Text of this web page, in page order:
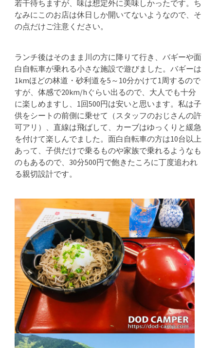
若干待ちますが、味は想定外に美味しかったです。ち
なみにこのお店は休日しか開いてないようなので、そ
の点だけご注意ください。
ランチ後はそのまま川の方に降りて行き、バギーや面
白自転車が乗れる小さな施設で遊びました。バギーは
1kmほどの林道・砂利道を5～10分かけて1周するので
すが、体感で20km/hぐらい出るので、大人でも十分
に楽しめますし、1回500円は安いと思います。私は子
供をシートの前側に乗せて（スタッフのおじさんの許
可アリ）、直線は飛ばして、カーブはゆっくりと緩急
を付けて楽しんでました。面白自転車の方は10台以上
あって、子供だけで乗るものや家族で乗れるようなも
のもあるので、30分500円で飽きたころに丁度追われ
る親切設計です。